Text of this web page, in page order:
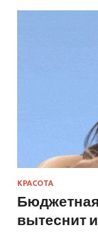
КРАСОТА
Бюджетная
вытеснит